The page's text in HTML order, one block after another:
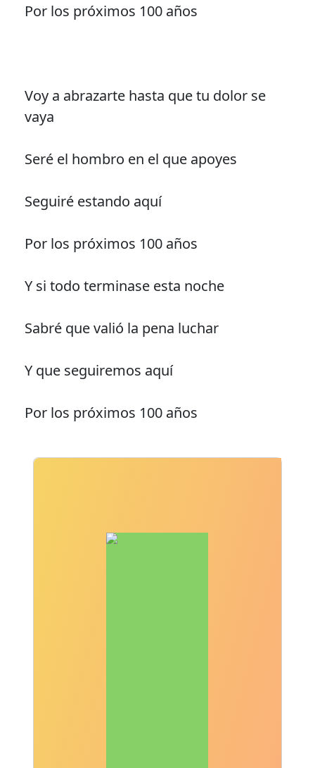
Por los próximos 100 años
Voy a abrazarte hasta que tu dolor se
vaya
Seré el hombro en el que apoyes
Seguiré estando aquí
Por los próximos 100 años
Y si todo terminase esta noche
Sabré que valió la pena luchar
Y que seguiremos aquí
Por los próximos 100 años